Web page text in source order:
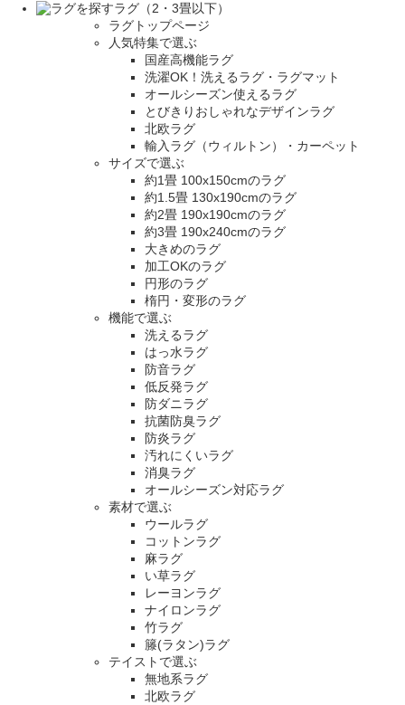
ラグ（2・3畳以下）
ラグトップページ
人気特集で選ぶ
国産高機能ラグ
洗濯OK！洗えるラグ・ラグマット
オールシーズン使えるラグ
とびきりおしゃれなデザインラグ
北欧ラグ
輸入ラグ（ウィルトン）・カーペット
サイズで選ぶ
約1畳 100x150cmのラグ
約1.5畳 130x190cmのラグ
約2畳 190x190cmのラグ
約3畳 190x240cmのラグ
大きめのラグ
加工OKのラグ
円形のラグ
楕円・変形のラグ
機能で選ぶ
洗えるラグ
はっ水ラグ
防音ラグ
低反発ラグ
防ダニラグ
抗菌防臭ラグ
防炎ラグ
汚れにくいラグ
消臭ラグ
オールシーズン対応ラグ
素材で選ぶ
ウールラグ
コットンラグ
麻ラグ
い草ラグ
レーヨンラグ
ナイロンラグ
竹ラグ
籐(ラタン)ラグ
テイストで選ぶ
無地系ラグ
北欧ラグ